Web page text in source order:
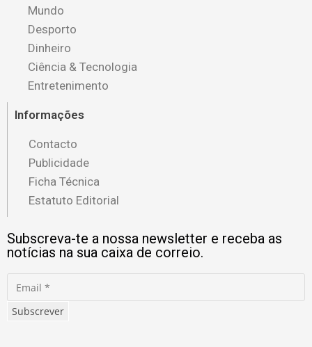
Mundo
Desporto
Dinheiro
Ciência & Tecnologia
Entretenimento
Informações
Contacto
Publicidade
Ficha Técnica
Estatuto Editorial
Subscreva-te a nossa newsletter e receba as
notícias na sua caixa de correio.
Subscrever